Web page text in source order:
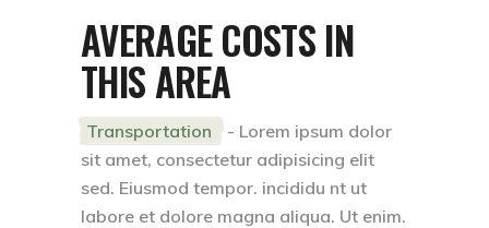
AVERAGE COSTS IN
THIS AREA
Transportation - Lorem ipsum dolor
sit amet, consectetur adipisicing elit
sed. Eiusmod tempor. incididu nt ut
labore et dolore magna aliqua. Ut enim.